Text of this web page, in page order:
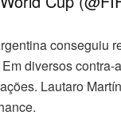
conseguiu
diversos
Lautaro